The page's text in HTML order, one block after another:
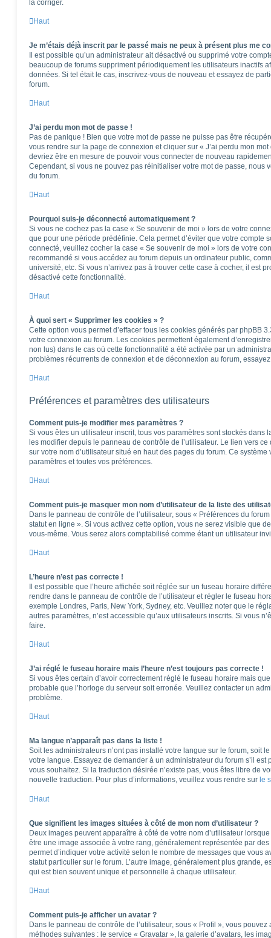
la corriger.
Haut
Je m’étais déjà inscrit par le passé mais ne peux à présent plus me
Il est possible qu’un administrateur ait désactivé ou supprimé votre
beaucoup de forums suppriment périodiquement les utilisateurs inactifs
données. Si tel était le cas, inscrivez-vous de nouveau et essayez de
forum.
Haut
J’ai perdu mon mot de passe !
Pas de panique ! Bien que votre mot de passe ne puisse pas être
vous rendre sur la page de connexion et cliquer sur « J’ai perdu mon
devriez être en mesure de pouvoir vous connecter de nouveau
Cependant, si vous ne pouvez pas réinitialiser votre mot de passe, nous
du forum.
Haut
Pourquoi suis-je déconnecté automatiquement ?
Si vous ne cochez pas la case « Se souvenir de moi » lors de votre
que pour une période prédéfinie. Cela permet d’éviter que votre compte
connecté, veuillez cocher la case « Se souvenir de moi » lors de votre
recommandé si vous accédez au forum depuis un ordinateur public,
université, etc. Si vous n’arrivez pas à trouver cette case à cocher, il est
désactivé cette fonctionnalité.
Haut
À quoi sert « Supprimer les cookies » ?
Cette option vous permet d’effacer tous les cookies générés par phpBB
votre connexion au forum. Les cookies permettent également
non lus) dans le cas où cette fonctionnalité a été activée par un
problèmes récurrents de connexion et de déconnexion au forum,
Haut
Préférences et paramètres des utilisateurs
Comment puis-je modifier mes paramètres ?
Si vous êtes un utilisateur inscrit, tous vos paramètres sont stockés dans
les modifier depuis le panneau de contrôle de l’utilisateur. Le lien vers
sur votre nom d’utilisateur situé en haut des pages du forum. Ce
paramètres et toutes vos préférences.
Haut
Comment puis-je masquer mon nom d’utilisateur de la liste des
Dans le panneau de contrôle de l’utilisateur, sous « Préférences du
statut en ligne ». Si vous activez cette option, vous ne serez visible que
vous-même. Vous serez alors comptabilisé comme étant un utilisateur
Haut
L’heure n’est pas correcte !
Il est possible que l’heure affichée soit réglée sur un fuseau horaire
rendre dans le panneau de contrôle de l’utilisateur et régler le fuseau
exemple Londres, Paris, New York, Sydney, etc. Veuillez noter que le
autres paramètres, n’est accessible qu’aux utilisateurs inscrits. Si vous
faire.
Haut
J’ai réglé le fuseau horaire mais l’heure n’est toujours pas correcte !
Si vous êtes certain d’avoir correctement réglé le fuseau horaire mais
probable que l’horloge du serveur soit erronée. Veuillez contacter un
problème.
Haut
Ma langue n’apparaît pas dans la liste !
Soit les administrateurs n’ont pas installé votre langue sur le forum, soit
votre langue. Essayez de demander à un administrateur du forum s’il
vous souhaitez. Si la traduction désirée n’existe pas, vous êtes libre de
nouvelle traduction. Pour plus d’informations, veuillez vous rendre sur le
Haut
Que signifient les images situées à côté de mon nom d’utilisateur ?
Deux images peuvent apparaître à côté de votre nom d’utilisateur
être une image associée à votre rang, généralement représentée par
permet d’indiquer votre activité selon le nombre de messages que vous
statut particulier sur le forum. L’autre image, généralement plus grande,
qui est bien souvent unique et personnelle à chaque utilisateur.
Haut
Comment puis-je afficher un avatar ?
Dans le panneau de contrôle de l’utilisateur, sous « Profil », vous
méthodes suivantes : le service « Gravatar », la galerie d’avatars, les